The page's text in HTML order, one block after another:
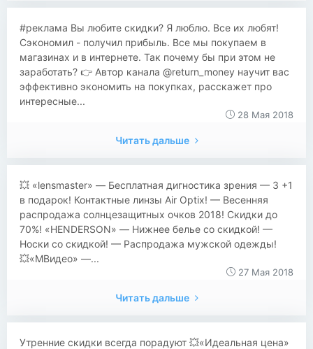
#реклама Вы любите скидки? Я люблю. Все их любят!
Сэкономил - получил прибыль. Все мы покупаем в
магазинах и в интернете. Так почему бы при этом не
заработать? 👉 Автор канала @return_money научит вас
эффективно экономить на покупках, расскажет про
интересные...
28 Мая 2018
Читать дальше
💥 «lensmaster» — Бесплатная дигностика зрения — 3 +1
в подарок! Контактные линзы Air Optix! — Весенняя
распродажа солнцезащитных очков 2018! Скидки до
70%! «HENDERSON» — Нижнее белье со скидкой! —
Носки со скидкой! — Распродажа мужской одежды!
💥«MВидео» —...
27 Мая 2018
Читать дальше
Утренние скидки всегда порадуют 💥«Идеальная цена»